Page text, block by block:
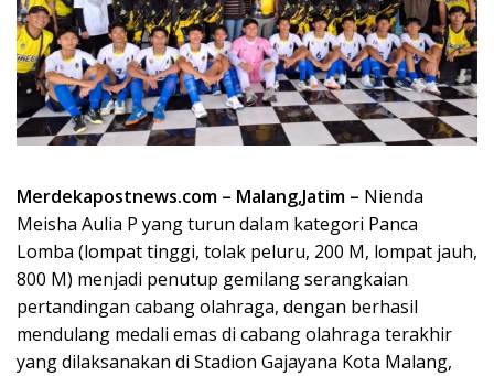
Merdekapostnews.com – Malang,Jatim – Nienda
Meisha Aulia P yang turun dalam kategori Panca
Lomba (lompat tinggi, tolak peluru, 200 M, lompat jauh,
800 M) menjadi penutup gemilang serangkaian
pertandingan cabang olahraga, dengan berhasil
mendulang medali emas di cabang olahraga terakhir
yang dilaksanakan di Stadion Gajayana Kota Malang,